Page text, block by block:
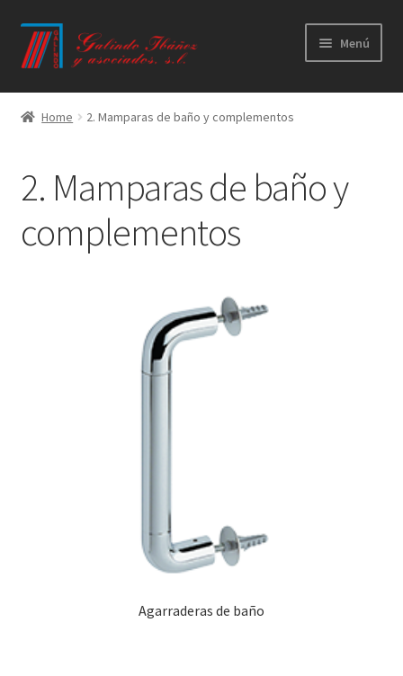
Ir
a
Ir
al
Menú
Principal
Novedades
Catálogos
Trabaja con nosotros
Home 2. Mamparas de baño y complementos
2. Mamparas de baño y
complementos
Agarraderas de baño